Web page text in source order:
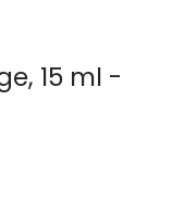
15 ml -